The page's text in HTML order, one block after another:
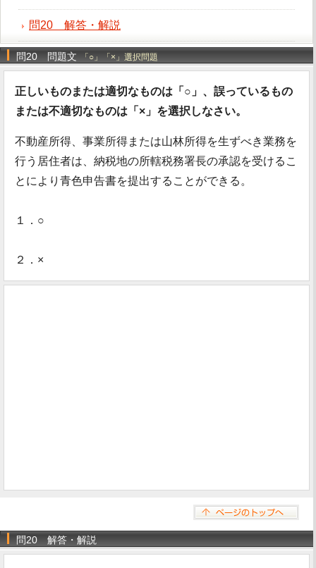
問20 解答・解説
問20 問題文 「○」「×」選択問題
正しいものまたは適切なものは「○」、誤っているもの
または不適切なものは「×」を選択しなさい。
不動産所得、事業所得または山林所得を生ずべき業務を
行う居住者は、納税地の所轄税務署長の承認を受けるこ
とにより青色申告書を提出することができる。
１．○
２．×
問20 解答・解説